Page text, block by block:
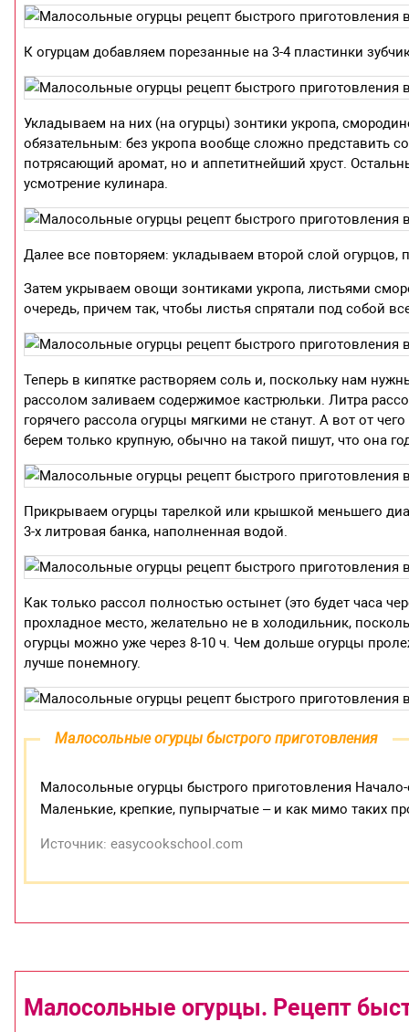
К огурцам добавляем порезанные на 3-4 пластинки
Укладываем на них (на огурцы) зонтики укропа,
обязательным: без укропа вообще сложно представить
потрясающий аромат, но и аппетитнейший хруст.
усмотрение кулинара.
Далее все повторяем: укладываем второй слой огурцов,
Затем укрываем овощи зонтиками укропа, листьями
очередь, причем так, чтобы листья спрятали под собой
Теперь в кипятке растворяем соль и, поскольку нам
рассолом заливаем содержимое кастрюльки. Литра
горячего рассола огурцы мягкими не станут. А вот от
берем только крупную, обычно на такой пишут, что она
Прикрываем огурцы тарелкой или крышкой меньшего
3-х литровая банка, наполненная водой.
Как только рассол полностью остынет (это будет часа
прохладное место, желательно не в холодильник,
огурцы можно уже через 8-10 ч. Чем дольше огурцы
лучше понемногу.
Малосольные огурцы быстрого приготовления
Малосольные огурцы быстрого приготовления
Маленькие, крепкие, пупырчатые – и как мимо таких
Источник: easycookschool.com
Малосольные огурцы. Рецепт